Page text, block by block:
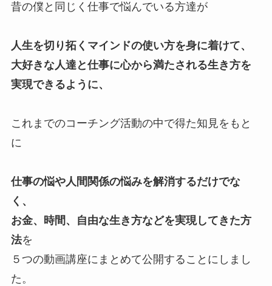
昔の僕と同じく仕事で悩んでいる方達が
人生を切り拓くマインドの使い方を身に着けて、
大好きな人達と仕事に心から満たされる生き方を
実現できるように、
これまでのコーチング活動の中で得た知見をもと
に
仕事の悩や人間関係の悩みを解消するだけでな
く、
お金、時間、自由な生き方などを実現してきた方
法を
５つの動画講座にまとめて公開することにしまし
た。